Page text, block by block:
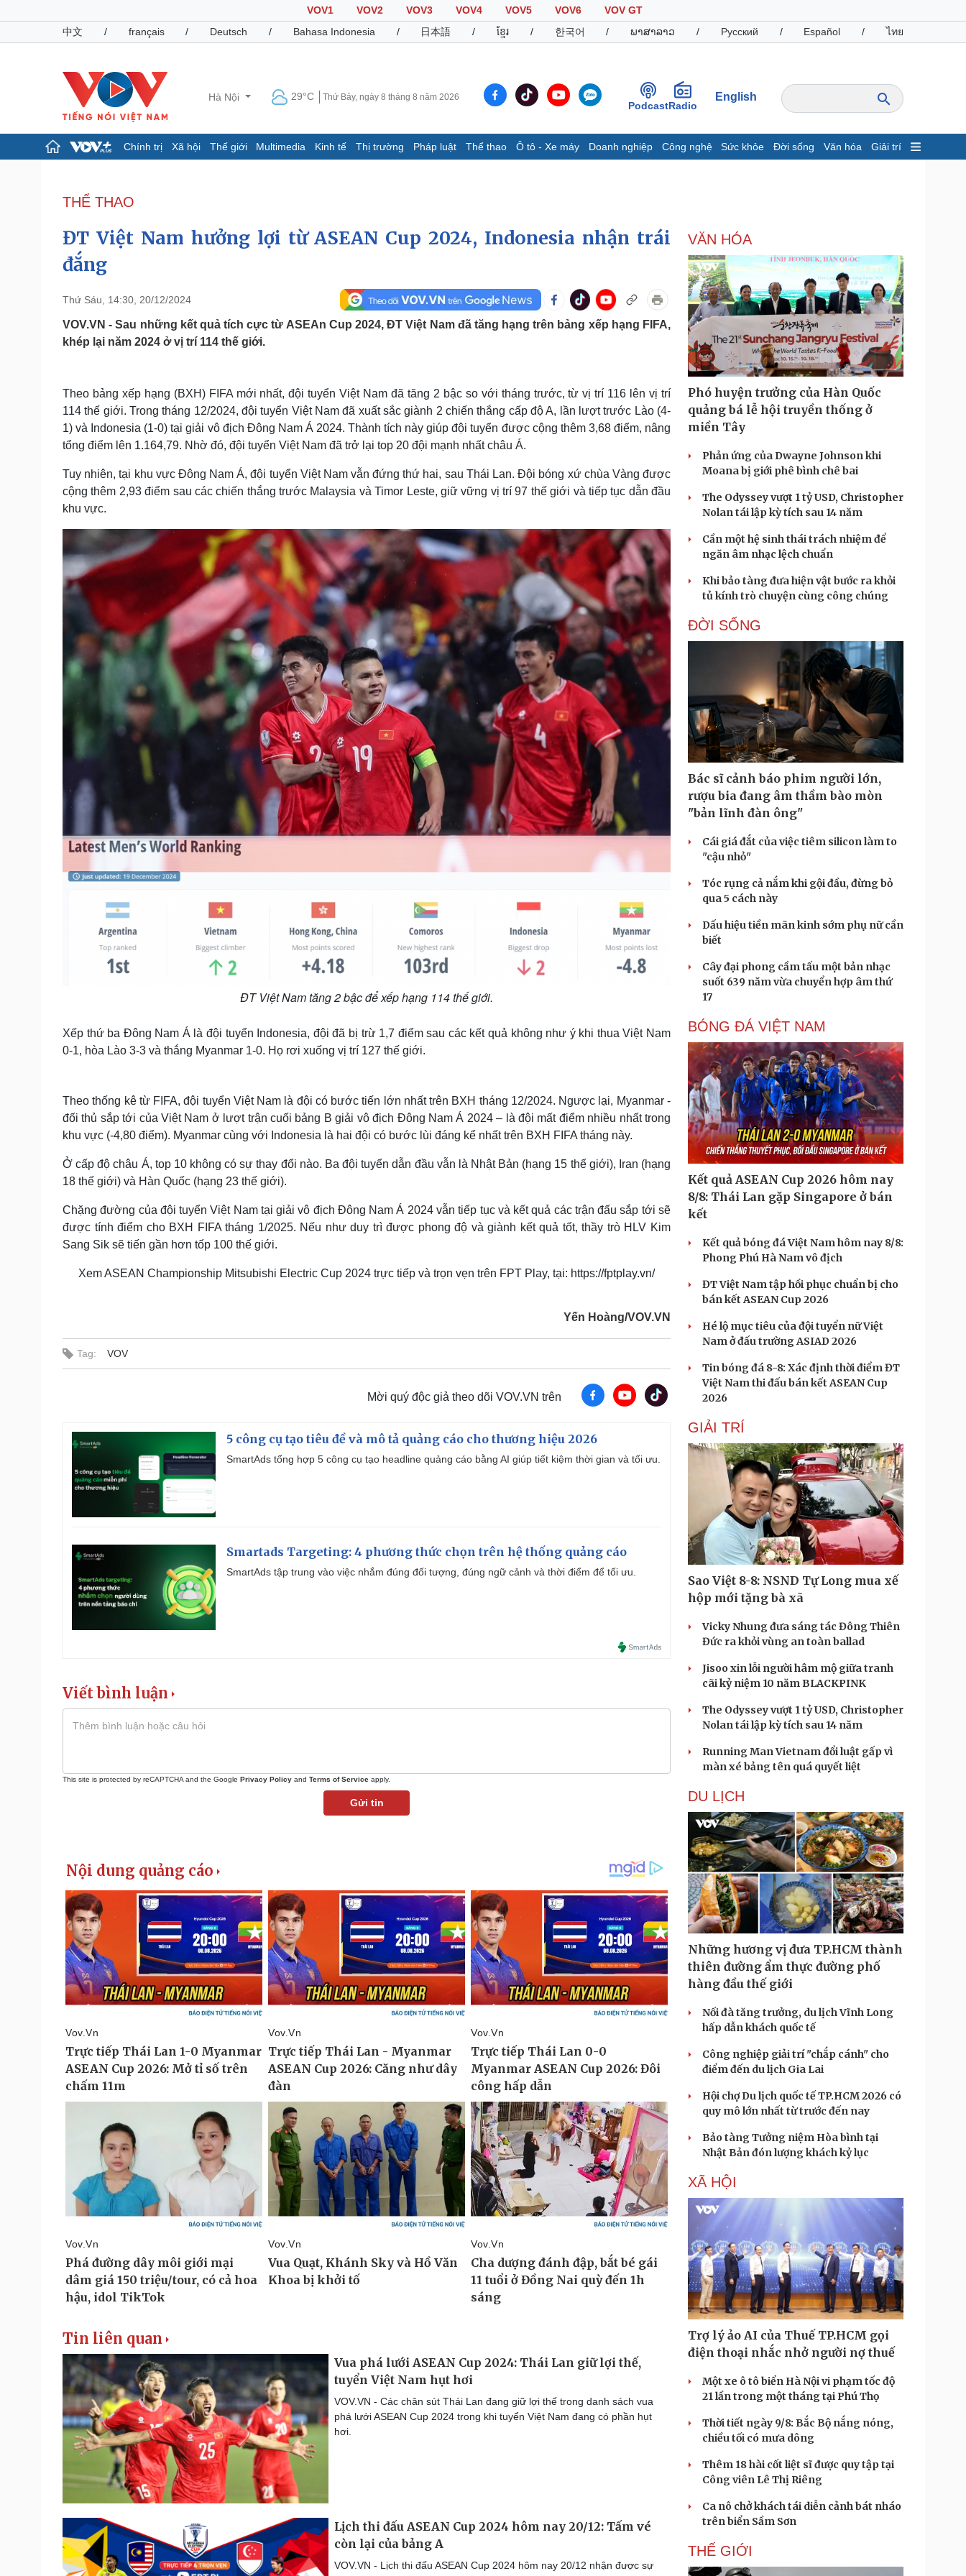
VOV1 VOV2 VOV3 VOV4 VOV5 VOV6
VOV GT
中文
/ français / Deutsch / Bahasa Indonesia / 日本語 / ខ្មែរ / 한국어 / ພາສາລາວ / Русский / Español / ไทย
Hà Nội 29°C Thứ Bảy, ngày 8 tháng 8 năm 2026
PodcastRadio
English
Chính trị Xã hội Thế giới Multimedia Kinh tế Thị trường Pháp luật Thể thao Ô tô - Xe máy Doanh nghiệp Công nghệ Sức khỏe Đời sống Văn hóa Giải trí
Đảng
Tổ chức nhân sự
Nhận diện sự thật
Giáo dục
Dấu ấn VOV
Infographic
Giá cà phê
Pháp luật
Tin nóng
Tư vấn luật
Việt Nam
Phân tích
Thể thao
Lịch thi đấu bóng đá
Ô tô - Xe máy
Xe máy
Doanh nghiệp
Thông tin doanh nghiệp
Doanh nghiệp 24h
Doanh nhân
Vì cộng đồng
Công nghệ
Sành điệu
Tin Công nghệ
Trải nghiệm
Chuyển đổi số
Sức khỏe
Dinh dưỡng - món ngon
Cây thuốc
Sản phụ khoa
Nam khoa
Làm đẹp - giảm cân
Phòng mạch online
Đời sống
Nhà đẹp
Blog
Tình yêu - Gia đình
Văn hóa
Sân khấu - Điện ảnh
Văn học
Âm nhạc
Giải trí
Nghệ sĩ
Thời trang
Sao Việt
Du lịch
Tư vấn
Săn Tour
Podcast
Câu chuyện thời sự
Cửa sổ tình yêu
Kể chuyện cho bé
THỂ THAO
ĐT Việt Nam hưởng lợi từ ASEAN Cup 2024, Indonesia nhận trái
đắng
Thứ Sáu, 14:30, 20/12/2024
VOV.VN - Sau những kết quả tích cực từ ASEAn Cup 2024, ĐT Việt Nam đã tăng hạng trên bảng xếp hạng FIFA,
khép lại năm 2024 ở vị trí 114 thế giới.
Theo bảng xếp hạng (BXH) FIFA mới nhất, đội tuyển Việt Nam đã tăng 2 bậc so với tháng trước, từ vị trí 116 lên vị trí
114 thế giới. Trong tháng 12/2024, đội tuyển Việt Nam đã xuất sắc giành 2 chiến thắng cấp độ A, lần lượt trước Lào (4-
1) và Indonesia (1-0) tại giải vô địch Đông Nam Á 2024. Thành tích này giúp đội tuyển được cộng thêm 3,68 điểm, nâng
tổng điểm lên 1.164,79. Nhờ đó, đội tuyển Việt Nam đã trở lại top 20 đội mạnh nhất châu Á.
Tuy nhiên, tại khu vực Đông Nam Á, đội tuyển Việt Nam vẫn đứng thứ hai, sau Thái Lan. Đội bóng xứ chùa Vàng được
cộng thêm 2,93 điểm sau các chiến thắng trước Malaysia và Timor Leste, giữ vững vị trí 97 thế giới và tiếp tục dẫn đầu
khu vực.
ĐT Việt Nam tăng 2 bậc để xếp hạng 114 thế giới.
Xếp thứ ba Đông Nam Á là đội tuyển Indonesia, đội đã bị trừ 1,7 điểm sau các kết quả không như ý khi thua Việt Nam
0-1, hòa Lào 3-3 và thắng Myanmar 1-0. Họ rơi xuống vị trí 127 thế giới.
Theo thống kê từ FIFA, đội tuyển Việt Nam là đội có bước tiến lớn nhất trên BXH tháng 12/2024. Ngược lại, Myanmar -
đối thủ sắp tới của Việt Nam ở lượt trận cuối bảng B giải vô địch Đông Nam Á 2024 – là đội mất điểm nhiều nhất trong
khu vực (-4,80 điểm). Myanmar cùng với Indonesia là hai đội có bước lùi đáng kể nhất trên BXH FIFA tháng này.
Ở cấp độ châu Á, top 10 không có sự thay đổi nào. Ba đội tuyển dẫn đầu vẫn là Nhật Bản (hạng 15 thế giới), Iran (hạng
18 thế giới) và Hàn Quốc (hạng 23 thế giới).
Chặng đường của đội tuyển Việt Nam tại giải vô địch Đông Nam Á 2024 vẫn tiếp tục và kết quả các trận đấu sắp tới sẽ
được tính điểm cho BXH FIFA tháng 1/2025. Nếu như duy trì được phong độ và giành kết quả tốt, thầy trò HLV Kim
Sang Sik sẽ tiến gần hơn tốp 100 thế giới.
a
l
w
n
Xem ASEAN Championship Mitsubishi Electric Cup 2024 trực tiếp và trọn vẹn trên FPT Play, tại: https://fptplay.vn/
Yến Hoàng/VOV.VN
Tag: VOV
Mời quý độc giả theo dõi VOV.VN trên
5 công cụ tạo tiêu đề và mô tả quảng cáo cho thương hiệu 2026
SmartAds tổng hợp 5 công cụ tạo headline quảng cáo bằng AI giúp tiết kiệm thời gian và tối ưu.
Smartads Targeting: 4 phương thức chọn trên hệ thống quảng cáo
SmartAds tập trung vào việc nhắm đúng đối tượng, đúng ngữ cảnh và thời điểm để tối ưu.
Viết bình luận
This site is protected by reCAPTCHA and the Google Privacy Policy and Terms of Service apply.
Gửi tin
Tin liên quan
Vua phá lưới ASEAN Cup 2024: Thái Lan giữ lợi thế,
tuyển Việt Nam hụt hơi
VOV.VN - Các chân sút Thái Lan đang giữ lợi thế trong danh sách vua
phá lưới ASEAN Cup 2024 trong khi tuyển Việt Nam đang có phần hụt
hơi.
Lịch thi đấu ASEAN Cup 2024 hôm nay 20/12: Tấm vé
còn lại của bảng A
VOV.VN - Lịch thi đấu ASEAN Cup 2024 hôm nay 20/12 nhận được sự
VĂN HÓA
Phó huyện trưởng của Hàn Quốc
quảng bá lễ hội truyền thống ở
miền Tây
Phản ứng của Dwayne Johnson khi
Moana bị giới phê bình chê bai
The Odyssey vượt 1 tỷ USD, Christopher
Nolan tái lập kỳ tích sau 14 năm
Cần một hệ sinh thái trách nhiệm để
ngăn âm nhạc lệch chuẩn
Khi bảo tàng đưa hiện vật bước ra khỏi
tủ kính trò chuyện cùng công chúng
ĐỜI SỐNG
Bác sĩ cảnh báo phim người lớn,
rượu bia đang âm thầm bào mòn
"bản lĩnh đàn ông"
Cái giá đắt của việc tiêm silicon làm to
"cậu nhỏ"
Tóc rụng cả nắm khi gội đầu, đừng bỏ
qua 5 cách này
Dấu hiệu tiền mãn kinh sớm phụ nữ cần
biết
Cây đại phong cầm tấu một bản nhạc
suốt 639 năm vừa chuyển hợp âm thứ
17
BÓNG ĐÁ VIỆT NAM
Kết quả ASEAN Cup 2026 hôm nay
8/8: Thái Lan gặp Singapore ở bán
kết
Kết quả bóng đá Việt Nam hôm nay 8/8:
Phong Phú Hà Nam vô địch
ĐT Việt Nam tập hồi phục chuẩn bị cho
bán kết ASEAN Cup 2026
Hé lộ mục tiêu của đội tuyển nữ Việt
Nam ở đấu trường ASIAD 2026
Tin bóng đá 8-8: Xác định thời điểm ĐT
Việt Nam thi đấu bán kết ASEAN Cup
2026
GIẢI TRÍ
Sao Việt 8-8: NSND Tự Long mua xế
hộp mới tặng bà xã
Vicky Nhung đưa sáng tác Đông Thiên
Đức ra khỏi vùng an toàn ballad
Jisoo xin lỗi người hâm mộ giữa tranh
cãi kỷ niệm 10 năm BLACKPINK
The Odyssey vượt 1 tỷ USD, Christopher
Nolan tái lập kỳ tích sau 14 năm
Running Man Vietnam đổi luật gấp vì
màn xé bảng tên quá quyết liệt
DU LỊCH
Những hương vị đưa TP.HCM thành
thiên đường ẩm thực đường phố
hàng đầu thế giới
Nối đà tăng trưởng, du lịch Vĩnh Long
hấp dẫn khách quốc tế
Công nghiệp giải trí "chắp cánh" cho
điểm đến du lịch Gia Lai
Hội chợ Du lịch quốc tế TP.HCM 2026 có
quy mô lớn nhất từ trước đến nay
Bảo tàng Tưởng niệm Hòa bình tại
Nhật Bản đón lượng khách kỷ lục
XÃ HỘI
Trợ lý ảo AI của Thuế TP.HCM gọi
điện thoại nhắc nhở người nợ thuế
Một xe ô tô biển Hà Nội vi phạm tốc độ
21 lần trong một tháng tại Phú Thọ
Thời tiết ngày 9/8: Bắc Bộ nắng nóng,
chiều tối có mưa dông
Thêm 18 hài cốt liệt sĩ được quy tập tại
Công viên Lê Thị Riêng
Ca nô chở khách tái diễn cảnh bát nháo
trên biển Sầm Sơn
THẾ GIỚI